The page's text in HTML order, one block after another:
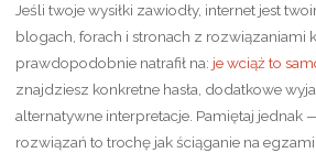
Jeśli twoje wysiłki zawiodły, internet jest
blogach, forach i stronach z rozwiązaniami
prawdopodobnie natrafił na: je wciąż to
znajdziesz konkretne hasła, dodatkowe
alternatywne interpretacje. Pamiętaj jednak
rozwiązań to trochę jak ściąganie na